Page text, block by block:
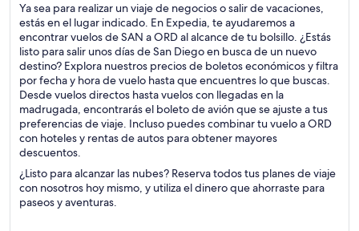
Ya sea para realizar un viaje de negocios o salir de vacaciones,
estás en el lugar indicado. En Expedia, te ayudaremos a
encontrar vuelos de SAN a ORD al alcance de tu bolsillo. ¿Estás
listo para salir unos días de San Diego en busca de un nuevo
destino? Explora nuestros precios de boletos económicos y filtra
por fecha y hora de vuelo hasta que encuentres lo que buscas.
Desde vuelos directos hasta vuelos con llegadas en la
madrugada, encontrarás el boleto de avión que se ajuste a tus
preferencias de viaje. Incluso puedes combinar tu vuelo a ORD
con hoteles y rentas de autos para obtener mayores
descuentos.
¿Listo para alcanzar las nubes? Reserva todos tus planes de viaje
con nosotros hoy mismo, y utiliza el dinero que ahorraste para
paseos y aventuras.